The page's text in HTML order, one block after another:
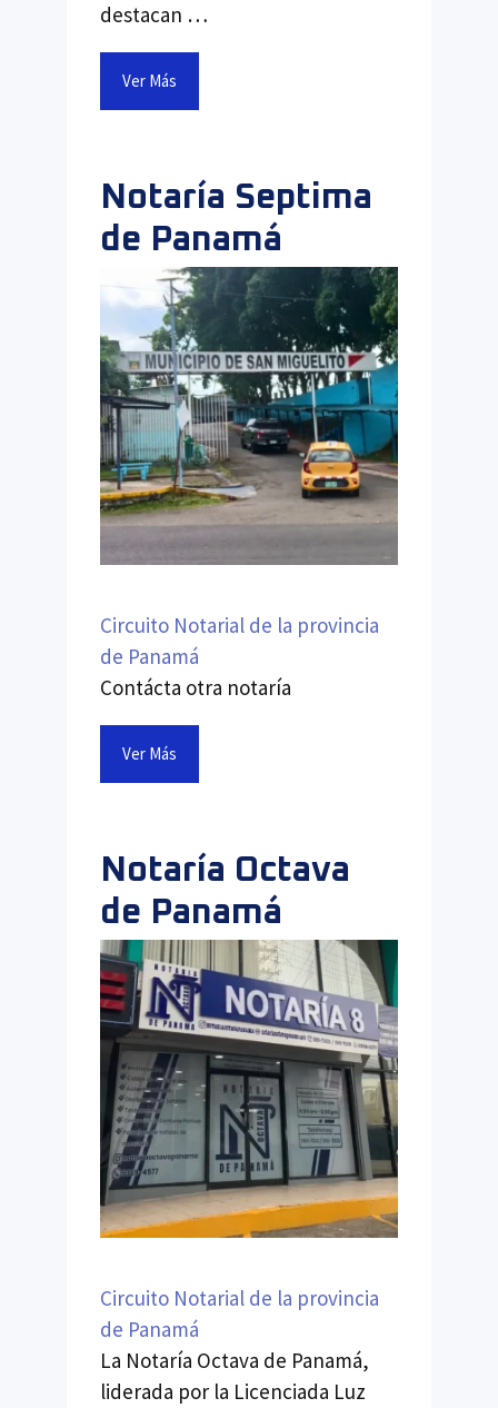
destacan …
Ver Más
Notaría Septima
de Panamá
Circuito Notarial de la provincia
de Panamá
Contácta otra notaría
Ver Más
Notaría Octava
de Panamá
Circuito Notarial de la provincia
de Panamá
La Notaría Octava de Panamá,
liderada por la Licenciada Luz